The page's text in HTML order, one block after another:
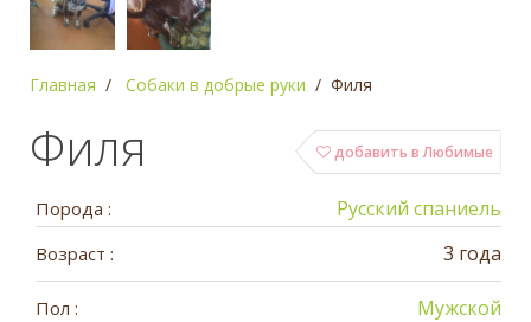
Главная Собаки в добрые руки Филя
добавить в Любимые
Филя
Порода : Русский спаниель
Возраст : 3 года
Пол : Мужской